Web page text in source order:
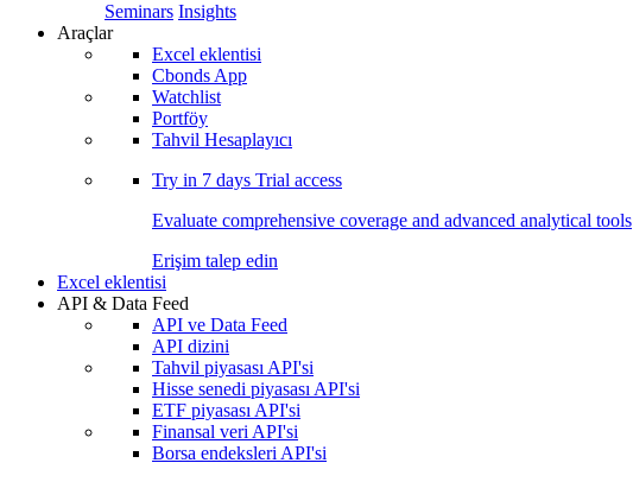
Seminars Insights
Araçlar
Excel eklentisi
Cbonds App
Watchlist
Portföy
Tahvil Hesaplayıcı
Try in 7 days Trial access
Evaluate comprehensive coverage and advanced analytical tools
Erişim talep edin
Excel eklentisi
API & Data Feed
API ve Data Feed
API dizini
Tahvil piyasası API'si
Hisse senedi piyasası API'si
ETF piyasası API'si
Finansal veri API'si
Borsa endeksleri API'si